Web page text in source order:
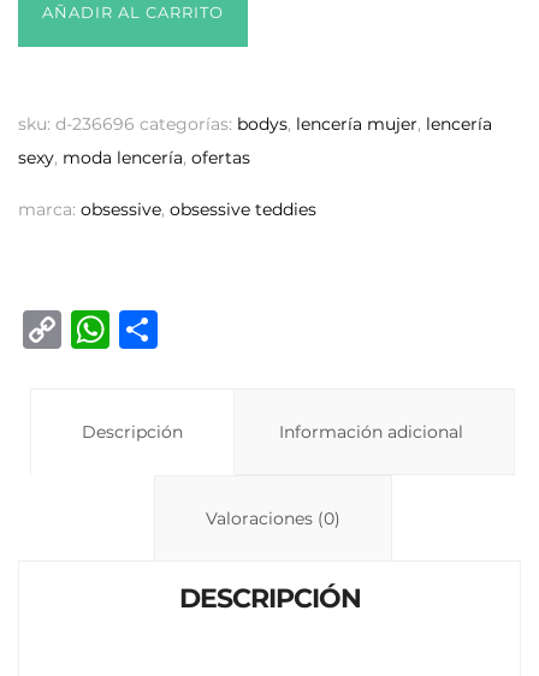
AÑADIR AL CARRITO
sku: d-236696 categorías: bodys, lencería mujer, lencería
sexy, moda lencería, ofertas
marca: obsessive, obsessive teddies
C
W
s
p
Descripción Información adicional
Valoraciones (0)
DESCRIPCIÓN